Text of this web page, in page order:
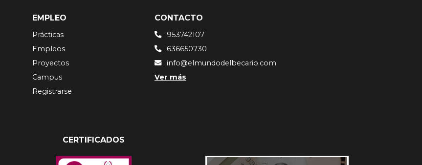
EMPLEO
Prácticas
Empleos
Proyectos
Campus
Registrarse
CONTACTO
953742107
636650730
info@elmundodelbecario.com
Ver más
CERTIFICADOS